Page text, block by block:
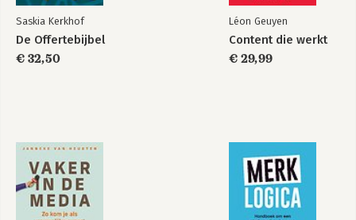
Saskia Kerkhof
De Offertebijbel
€ 32,50
Léon Geuyen
Content die werkt
€ 29,99